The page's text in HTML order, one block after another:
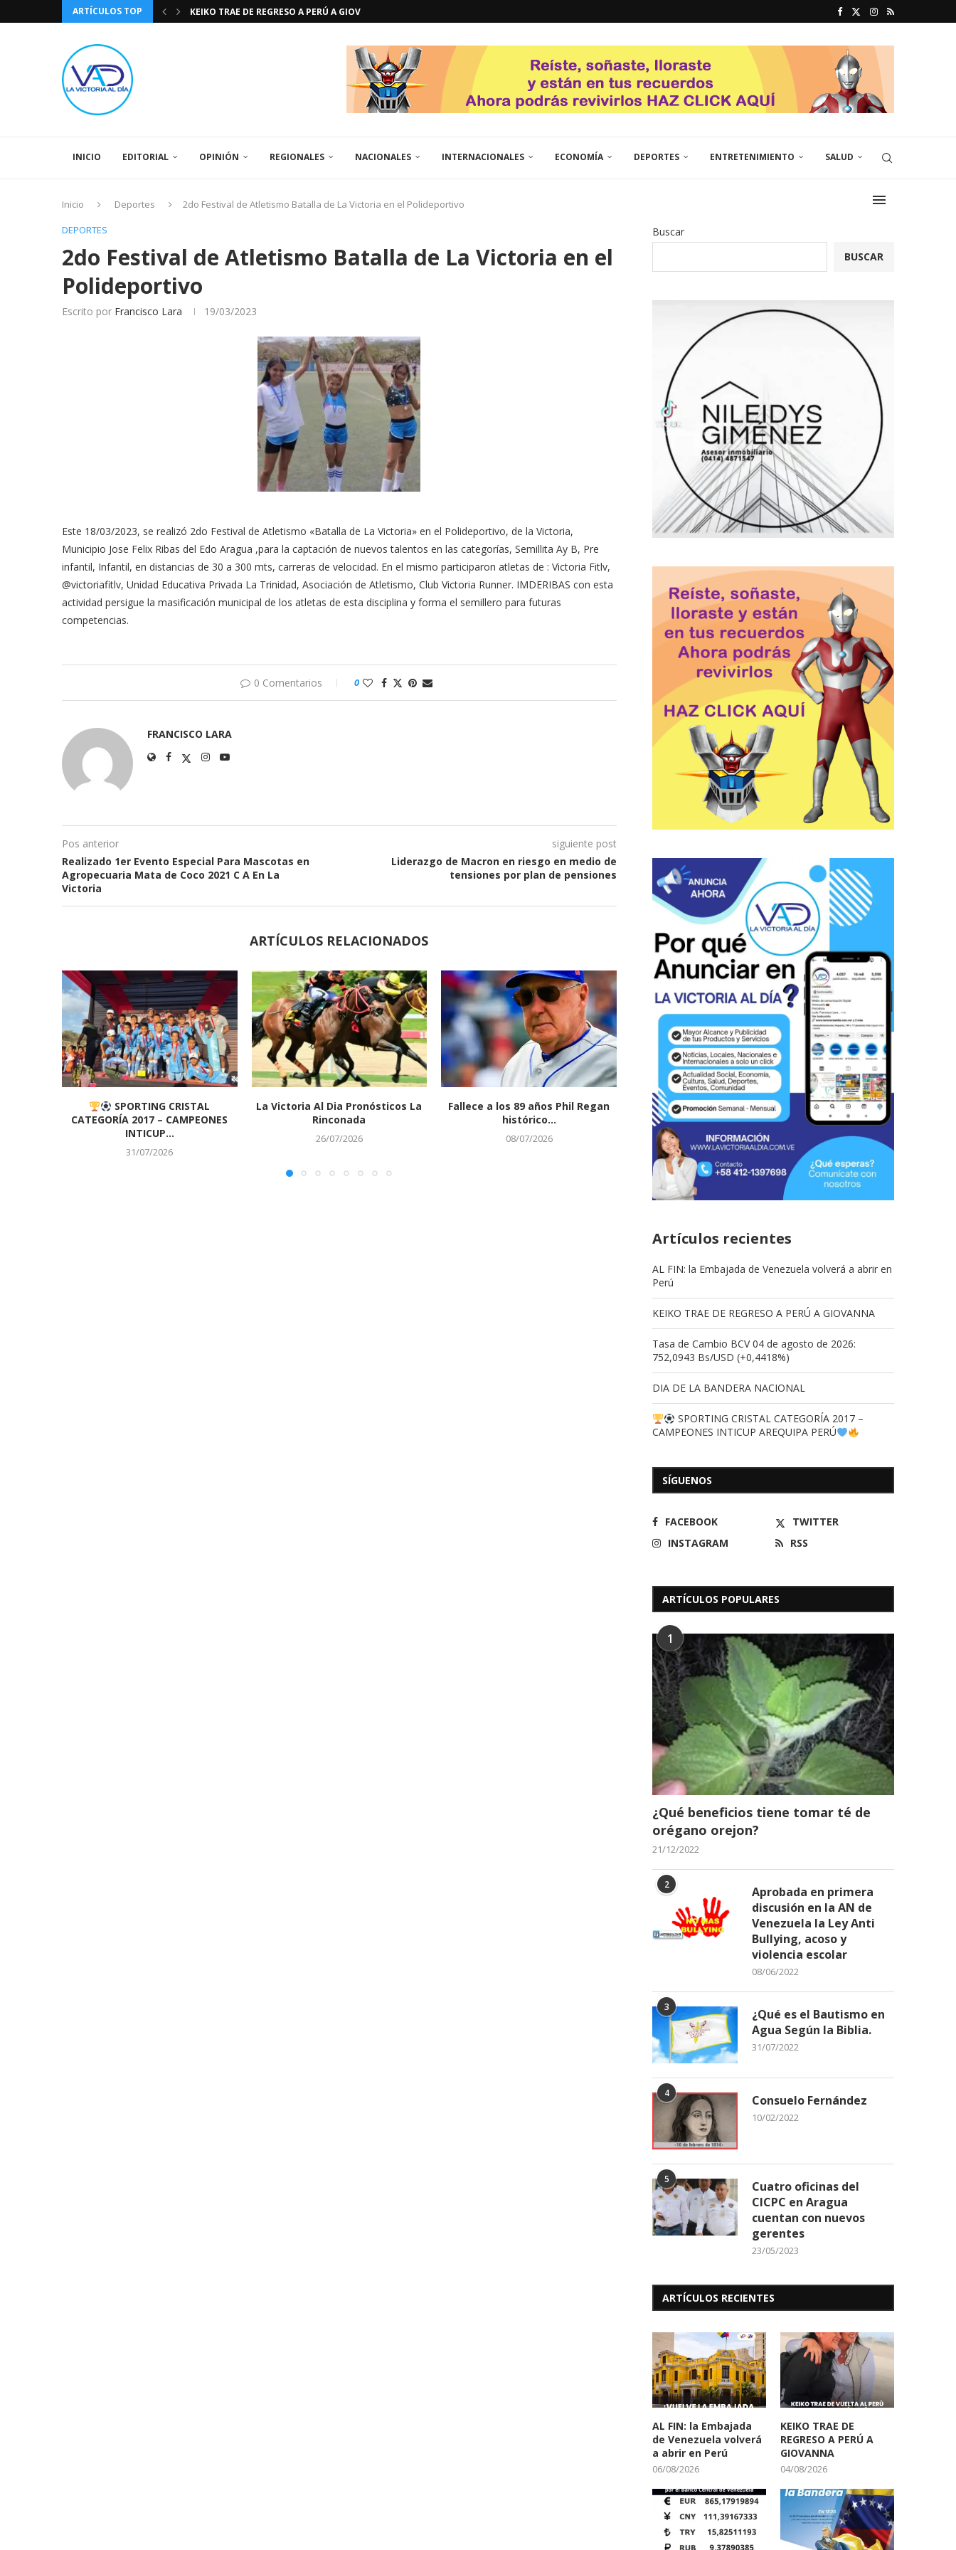
ARTÍCULOS TOP
KEIKO TRAE DE REGRESO A PERÚ A GIOVANNA
INICIO EDITORIAL OPINIÓN REGIONALES NACIONALES INTERNACIONALES ECONOMÍA DEPORTES ENTRETENIMIENTO SALUD
Inicio Deportes
2do Festival de Atletismo Batalla de La Victoria en el Polideportivo
DEPORTES
2do Festival de Atletismo Batalla de La Victoria en el
Polideportivo
Escrito por Francisco Lara 19/03/2023
Este 18/03/2023, se realizó 2do Festival de Atletismo «Batalla de La Victoria» en el Polideportivo, de la Victoria,
Municipio Jose Felix Ribas del Edo Aragua ,para la captación de nuevos talentos en las categorías, Semillita Ay B, Pre
infantil, Infantil, en distancias de 30 a 300 mts, carreras de velocidad. En el mismo participaron atletas de : Victoria Fitlv,
@victoriafitlv, Unidad Educativa Privada La Trinidad, Asociación de Atletismo, Club Victoria Runner. IMDERIBAS con esta
actividad persigue la masificación municipal de los atletas de esta disciplina y forma el semillero para futuras
competencias.
0 Comentarios 0
FRANCISCO LARA
Pos anterior
Realizado 1er Evento Especial Para Mascotas en
Agropecuaria Mata de Coco 2021 C A En La
Victoria
siguiente post
Liderazgo de Macron en riesgo en medio de
tensiones por plan de pensiones
ARTÍCULOS RELACIONADOS
SPORTING CRISTAL
CATEGORÍA 2017 – CAMPEONES
INTICUP...
31/07/2026
La Victoria Al Dia Pronósticos La
Rinconada
26/07/2026
Fallece a los 89 años Phil Regan
histórico...
08/07/2026
Venezuela logra histórica
clasificación al Mundial Sub-19
tras...
17/06/2026
LA VICTORIA AL DIA
LA RINCONADA
Buscar
BUSCAR
Artículos recientes
AL FIN: la Embajada de Venezuela volverá a abrir en
Perú
KEIKO TRAE DE REGRESO A PERÚ A GIOVANNA
Tasa de Cambio BCV 04 de agosto de 2026:
752,0943 Bs/USD (+0,4418%)
DIA DE LA BANDERA NACIONAL
SPORTING CRISTAL CATEGORÍA 2017 –
CAMPEONES INTICUP AREQUIPA PERÚ
SÍGUENOS
FACEBOOK
TWITTER
INSTAGRAM
RSS
ARTÍCULOS POPULARES
1
¿Qué beneficios tiene tomar té de
orégano orejon?
21/12/2022
2
Aprobada en primera
discusión en la AN de
Venezuela la Ley Anti
Bullying, acoso y
violencia escolar
08/06/2022
3
¿Qué es el Bautismo en
Agua Según la Biblia.
31/07/2022
4 Consuelo Fernández
10/02/2022
5
Cuatro oficinas del
CICPC en Aragua
cuentan con nuevos
gerentes
23/05/2023
ARTÍCULOS RECIENTES
AL FIN: la Embajada
de Venezuela volverá
a abrir en Perú
06/08/2026
KEIKO TRAE DE
REGRESO A PERÚ A
GIOVANNA
04/08/2026